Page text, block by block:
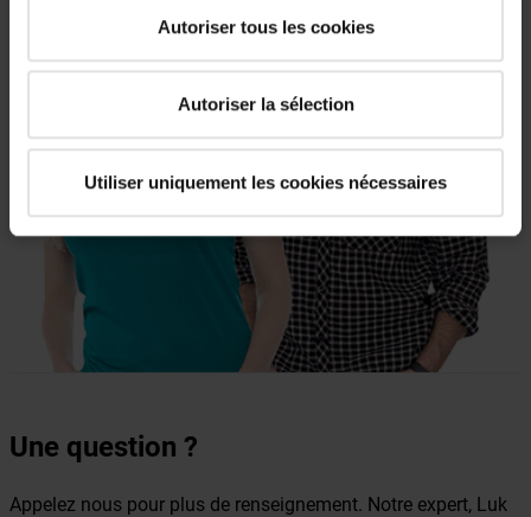
Autoriser tous les cookies
Autoriser la sélection
Utiliser uniquement les cookies nécessaires
Une question ?
Appelez nous pour plus de renseignement. Notre expert, Luk